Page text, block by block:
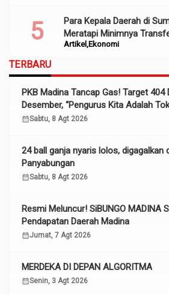
ArtikelEkonomi
Para Kepala Daerah di
Meratapi Minimnya
TERBARU
PKB Madina Tancap Gas! Target 404
Desember, “Pengurus Kita Adalah
calendar_monthSabtu, 8 Agt 2026
24 ball ganja nyaris lolos, digagalkan
Panyabungan
calendar_monthSabtu, 8 Agt 2026
Resmi Meluncur! SiBUNGO MADINA
Pendapatan Daerah Madina
calendar_monthJumat, 7 Agt 2026
MERDEKA DI DEPAN ALGORITMA
calendar_monthSenin, 3 Agt 2026